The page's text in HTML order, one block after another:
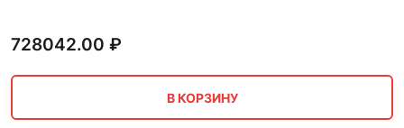
728042.00 ₽
В КОРЗИНУ